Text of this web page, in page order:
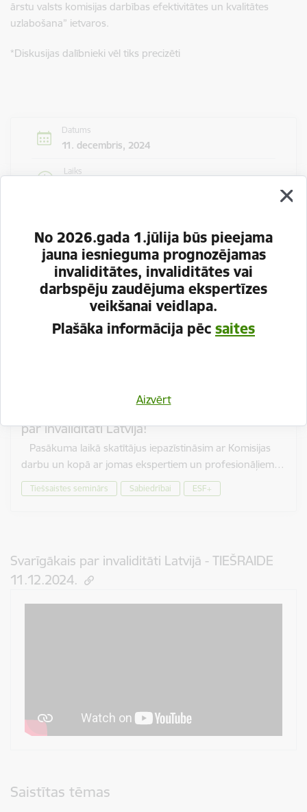
No 2026.gada 1.jūlija būs pieejama
jauna iesnieguma prognozējamas
invaliditātes, invaliditātes vai
darbspēju zaudējuma ekspertīzes
veikšanai veidlapa.
Plašāka informācija pēc saites
Aizvērt
ārstu valsts komisijas darbības efektivitātes un kvalitātes
uzlabošana” ietvaros.
*Diskusijas dalībnieki vēl tiks precizēti
Datums
11. decembris, 2024
Laiks
par invaliditāti Latvijā!
Pasākuma laikā skatītājus iepazīstināsim ar Komisijas
darbu un kopā ar jomas ekspertiem un profesionāļiem…
Tiešsaistes seminārs Sabiedrībai ESF+
Svarīgākais par invaliditāti Latvijā - TIEŠRAIDE
11.12.2024.
Saistītas tēmas